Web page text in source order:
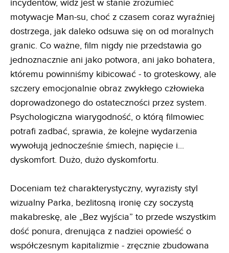
incydentów, widz jest w stanie zrozumieć
motywacje Man-su, choć z czasem coraz wyraźniej
dostrzega, jak daleko odsuwa się on od moralnych
granic. Co ważne, film nigdy nie przedstawia go
jednoznacznie ani jako potwora, ani jako bohatera,
któremu powinniśmy kibicować - to groteskowy, ale
szczery emocjonalnie obraz zwykłego człowieka
doprowadzonego do ostateczności przez system.
Psychologiczna wiarygodność, o którą filmowiec
potrafi zadbać, sprawia, że kolejne wydarzenia
wywołują jednocześnie śmiech, napięcie i...
dyskomfort. Dużo, dużo dyskomfortu.
Doceniam też charakterystyczny, wyrazisty styl
wizualny Parka, bezlitosną ironię czy soczystą
makabreskę, ale „Bez wyjścia” to przede wszystkim
dość ponura, drenująca z nadziei opowieść o
współczesnym kapitalizmie - zręcznie zbudowana